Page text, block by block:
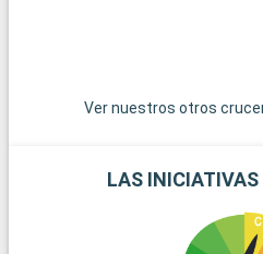
Ver nuestros otros
LAS INICIATIVAS